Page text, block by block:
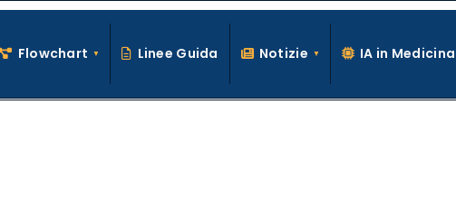
La conoscenza clinica per la pratica
Flowchart Linee Guida Notizie IA in Medicina